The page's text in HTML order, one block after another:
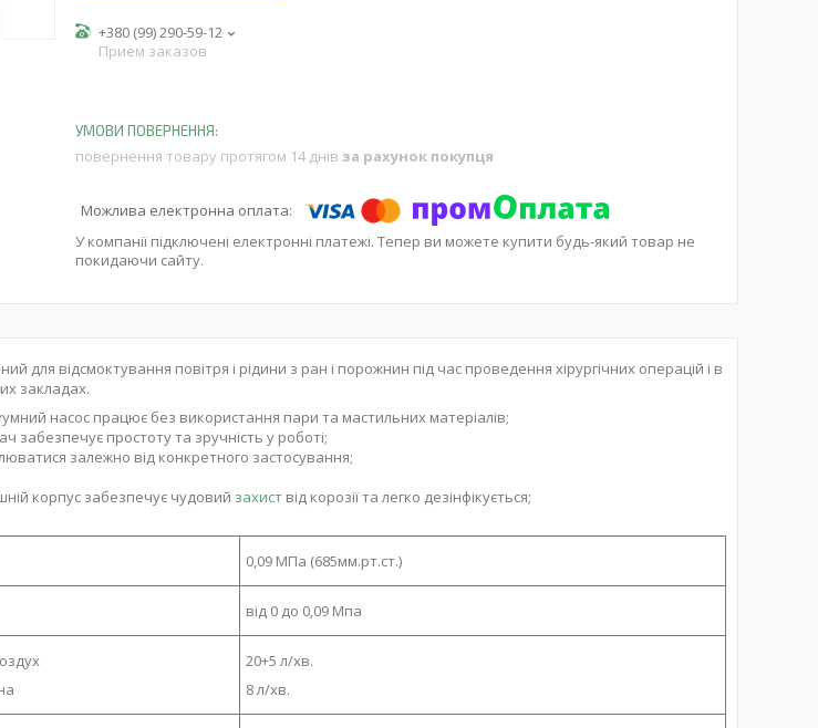
+380 (99) 290-59-12
Прием заказов
повернення товару протягом 14 днів за рахунок покупця
У компанії підключені електронні платежі. Тепер ви можете купити будь-який товар не
покидаючи сайту.
для відсмоктування повітря і рідини з ран і порожнин під час проведення хірургічних операцій і в
закладах.
насос працює без використання пари та мастильних матеріалів;
забезпечує простоту та зручність у роботі;
залежно від конкретного застосування;
корпус забезпечує чудовий захист від корозії та легко дезінфікується;
0,09 МПа (685мм.рт.ст.)
від 0 до 0,09 Мпа
20+5 л/хв.
8 л/хв.